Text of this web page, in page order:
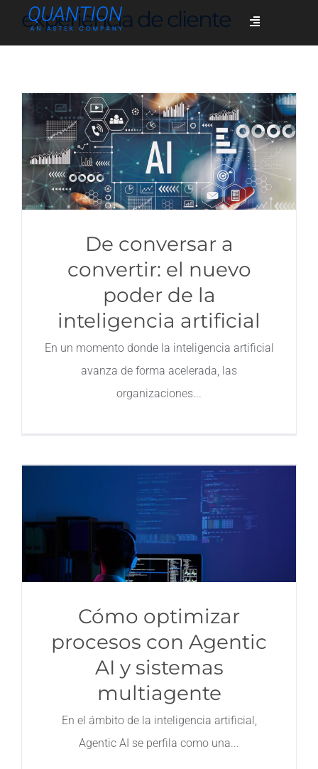
Toggle
Quiénes somos
Casos de éxito
Contacto
experiencia de cliente
De conversar a
convertir: el nuevo
poder de la
inteligencia artificial
En un momento donde la inteligencia artificial
avanza de forma acelerada, las
organizaciones
Cómo optimizar
procesos con Agentic
AI y sistemas
multiagente
En el ámbito de la inteligencia artificial,
Agentic AI se perfila como una